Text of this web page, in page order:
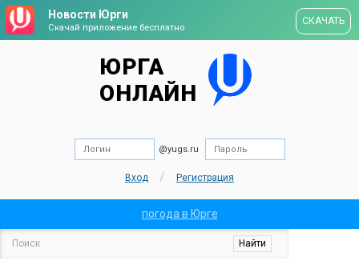
Новости Юрги
Скачай приложение бесплатно
СКАЧАТЬ
ЮРГА
ОНЛАЙН
@yugs.ru
Вход / Регистрация
погода в Юрге